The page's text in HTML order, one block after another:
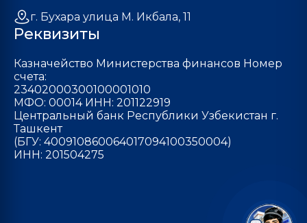
г. Бухара улица М. Икбала, 11
Реквизиты
Казначейство Министерства финансов Номер
счета:
23402000300100001010
МФО: 00014 ИНН: 201122919
Центральный банк Республики Узбекистан г.
Ташкент
(БГУ: 400910860064017094100350004)
ИНН: 201504275